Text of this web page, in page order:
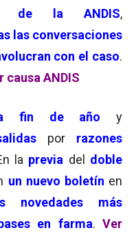
de la ANDIS,
las conversaciones
con el caso.
causa ANDIS
fin de año y
por
razones
la previa del doble
un nuevo boletín en
novedades más
en farma. Ver